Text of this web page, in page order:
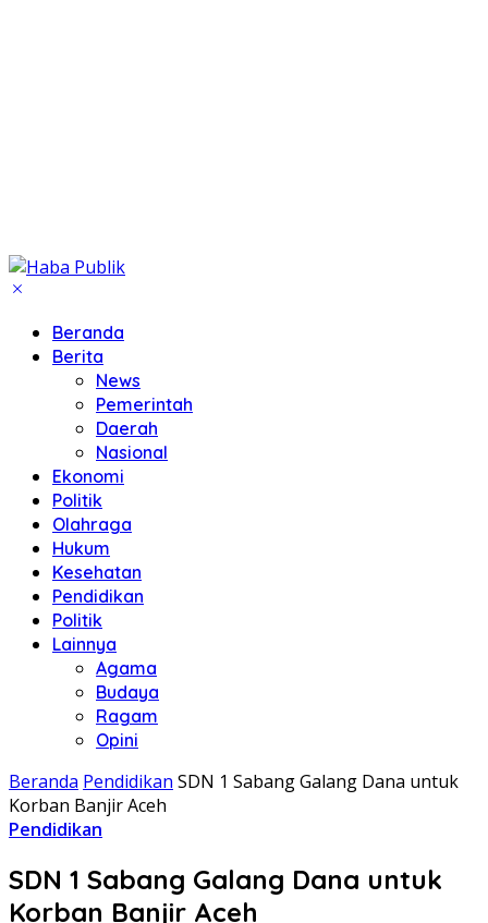
Beranda
Berita
News
Pemerintah
Daerah
Nasional
Ekonomi
Politik
Olahraga
Hukum
Kesehatan
Pendidikan
Politik
Lainnya
Agama
Budaya
Ragam
Opini
Beranda Pendidikan SDN 1 Sabang Galang Dana untuk
Korban Banjir Aceh
Pendidikan
SDN 1 Sabang Galang Dana untuk
Korban Banjir Aceh